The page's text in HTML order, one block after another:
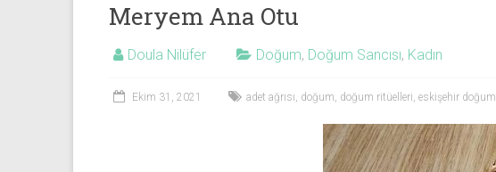
Meryem Ana Otu
Doula Nilüfer Doğum, Doğum Sancısı, Kadın
Ekim 31, 2021 adet ağrısı, doğum, doğum ritüelleri, eskişehir doğum